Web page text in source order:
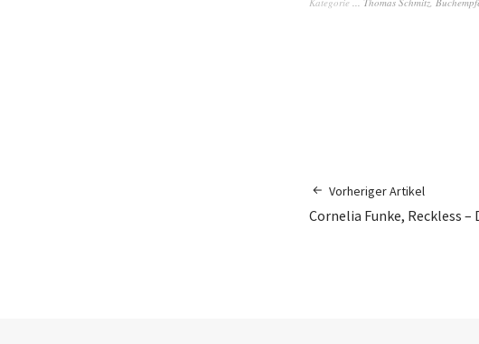
Vorheriger Artikel
Cornelia Funke, Reckless –